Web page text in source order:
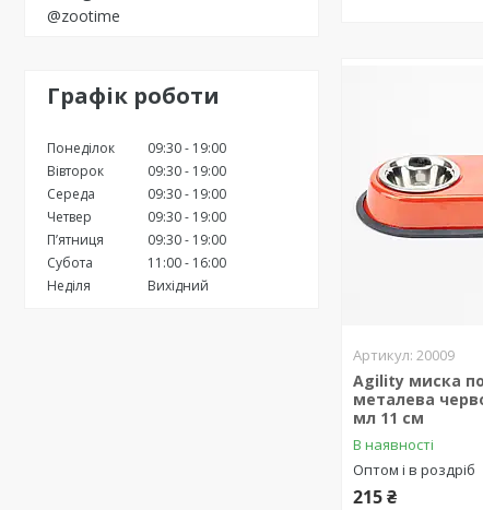
@zootime
Графік роботи
Понеділок 09:30
19:00
Вівторок
09:30
19:00
Середа
09:30
19:00
Четвер
09:30
19:00
Пʼятниця
09:30
19:00
Субота
11:00
16:00
Неділя
Вихідний
20009
Agility миска
металева
мл 11 см
В наявності
Оптом і в роздріб
215 ₴